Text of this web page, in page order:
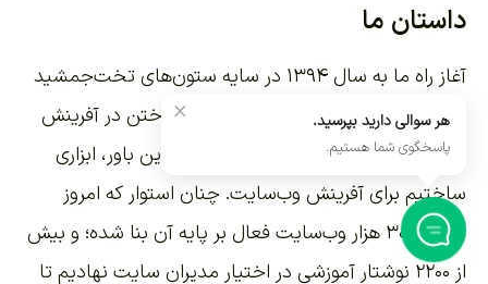
داستان ما
آغاز راه ما به سال ۱۳۹۴ در سایه ستون‌های تخت‌جمشید
بازمی‌گردد؛ جایی که باور کردیم شکوه ساختن در آفرینش
وب‌سایت‌هایی ماندگار تکرار می‌شود. بر این باور، ابزاری
ساختیم برای آفرینش وب‌سایت. چنان استوار که امروز
بیش از ۳۰ هزار وب‌سایت فعال بر پایه آن بنا شده؛ و بیش
از ۲۲۰۰
نوشتار آموزشی در اختیار مدیران سایت نهادیم تا
× هر سوالی دارید بپرسید.
پاسخگوی شما هستیم.